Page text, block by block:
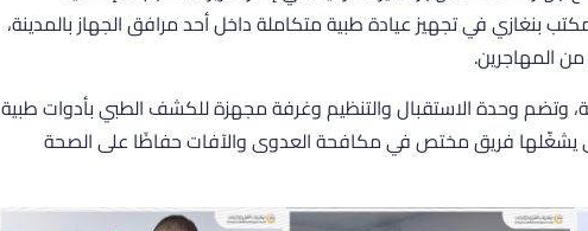
بنغازي في تجهيز عيادة طبيةمتكاملة داخل أحد مرافق الجهاز بالمدينة،
المهاجرين.
العيادة على مدار 24 ساعة، وتضم وحدة الاستقبال والتنظيم وغرفة مجهزة للكشف الطبي بأدوات طبية
يشغّلها فريق مختص في مكافحة العدوى والآفات حفاظًا على الصحة